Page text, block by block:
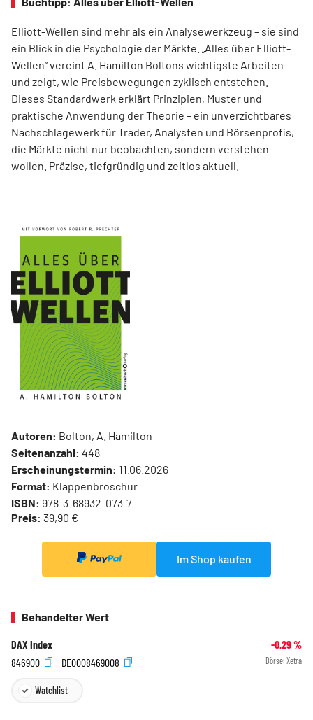
Elliott-Wellen sind mehr als ein Analysewerkzeug – sie sind
ein Blick in die Psychologie der Märkte. „Alles über Elliott-
Wellen“ vereint A. Hamilton Boltons wichtigste Arbeiten
und zeigt, wie Preisbewegungen zyklisch entstehen.
Dieses Standardwerk erklärt Prinzipien, Muster und
praktische Anwendung der Theorie – ein unverzichtbares
Nachschlagewerk für Trader, Analysten und Börsenprofis,
die Märkte nicht nur beobachten, sondern verstehen
wollen. Präzise, tiefgründig und zeitlos aktuell.
Autoren: Bolton, A. Hamilton
Seitenanzahl: 448
Erscheinungstermin: 11.06.2026
Format: Klappenbroschur
ISBN: 978-3-68932-073-7
Preis: 39,90 €
Im Shop kaufen
Behandelter Wert
DAX Index -0,29%
846900
DE0008469008 Börse: Xetra
Watchlist